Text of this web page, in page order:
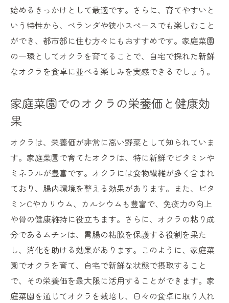
始めるきっかけとして最適です。さらに、育てやすいと
いう特性から、ベランダや狭小スペースでも楽しむこと
ができ、都市部に住む方々にもおすすめです。家庭菜園
の一環としてオクラを育てることで、自宅で採れた新鮮
なオクラを食卓に並べる楽しみを実感できるでしょう。
家庭菜園でのオクラの栄養価と健康効
果
オクラは、栄養価が非常に高い野菜として知られていま
す。家庭菜園で育てたオクラは、特に新鮮でビタミンや
ミネラルが豊富です。オクラには食物繊維が多く含まれ
ており、腸内環境を整える効果があります。また、ビタ
ミンCやカリウム、カルシウムも豊富で、免疫力の向上
や骨の健康維持に役立ちます。さらに、オクラの粘り成
分であるムチンは、胃腸の粘膜を保護する役割を果た
し、消化を助ける効果があります。このように、家庭菜
園でオクラを育て、自宅で新鮮な状態で摂取すること
で、その栄養価を最大限に活用することができます。家
庭菜園を通じてオクラを栽培し、日々の食卓に取り入れ